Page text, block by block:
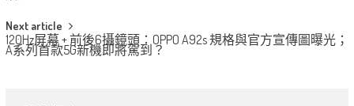
Next article
120Hz屏幕 + 前後6攝鏡頭：OPPO A92s 規格與官方宣傳圖曝光；
A系列首款5G新機即將駕到？